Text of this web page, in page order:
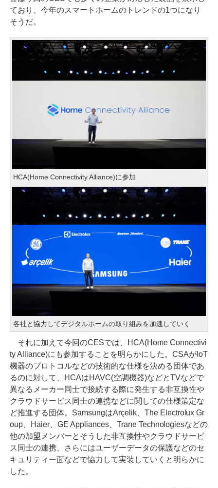
ており、今年のスマートホームのトレンドの1つになり
そうだ。
HCA(Home Connectivity Alliance)に参加
各社と協力してデジタルホームの取り組みを加速していく
それに加えて今回のCESでは、HCA(Home Connectivi
ty Alliance)にも参加することを明らかにした。CSAがIoT
機器のプロトコルなどの技術的な仕様を決める団体であ
るのに対して、HCAはHAVC(空調機器)などとTVなどで
異なるメーカー同士で接続する際に発生する非互換性や
クラウドサービス同士の連携などに関しての仕様策定な
ど推進する団体。SamsungはArçelik、The Electrolux Gr
oup、Haier、GE Appliances、Trane Technologiesなどの
他の加盟メンバーとそうした非互換性やクラウドサービ
ス同士の連携、さらにはユーザーデータの保護などのセ
キュリティー面などで協力して実装していくと明らかに
した。